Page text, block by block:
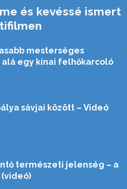
és kevéssé ismert
mesterséges
alá egy kínai felhőkarcoló
sávjai között – Videó
természeti jelenség – a